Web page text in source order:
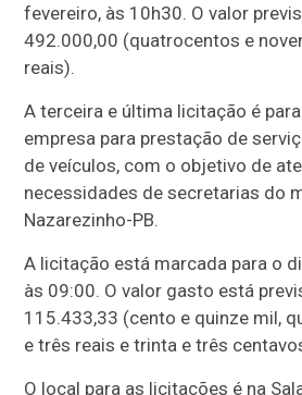
fevereiro, às 10h30. O valor
492.000,00 (quatrocentos e
reais).
A terceira e última licitação é
empresa para prestação de
de veículos, com o objetivo de
necessidades de secretarias do
Nazarezinho-PB.
A licitação está marcada para o
às 09:00. O valor gasto está
115.433,33 (cento e quinze mil,
e três reais e trinta e três
O local para as licitações é na